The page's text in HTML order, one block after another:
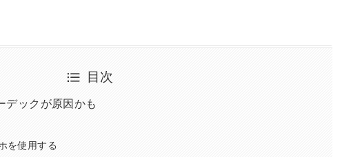
目次
デックが原因かも
を使用する